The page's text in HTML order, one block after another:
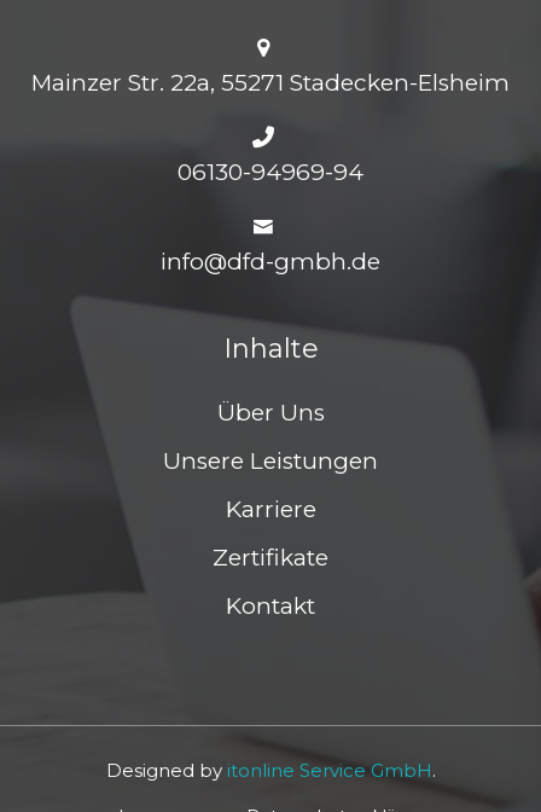
Mainzer Str. 22a, 55271 Stadecken-Elsheim
06130-94969-94
info@dfd-gmbh.de
Inhalte
Über Uns
Unsere Leistungen
Karriere
Zertifikate
Kontakt
Designed by itonline Service GmbH.